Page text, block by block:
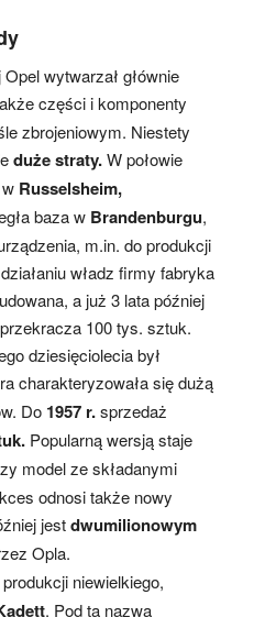
wytwarzał głównie
części i komponenty
zbrojeniowym. Niestety
duże straty.W połowie
Russelsheim,
baza w Brandenburgu,
m.in. do produkcji
władz firmy fabryka
a już 3 lata później
100 tys. sztuk.
dziesięciolecia był
charakteryzowała się dużą
Do 1957 r.sprzedaż
Popularną wersją staje
model ze składanymi
odnosi także nowy
jestdwumilionowym
Opla.
niewielkiego,
. Pod tą nazwą